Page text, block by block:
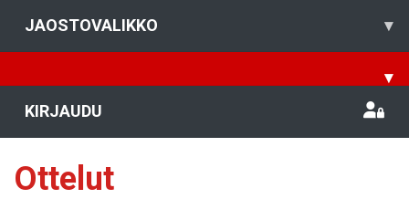
JAOSTOVALIKKO ▾
▾
KIRJAUDU
Ottelut